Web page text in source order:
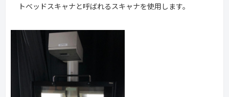
トベッドスキャナと呼ばれるスキャナを使用します。